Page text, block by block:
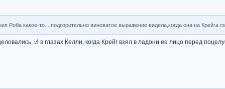
Роба какое-то....подозрительно виноватое выражение видела,когда она на Крейга
И в глазах Келли, когда Крейг взял в ладони ее лицо перед